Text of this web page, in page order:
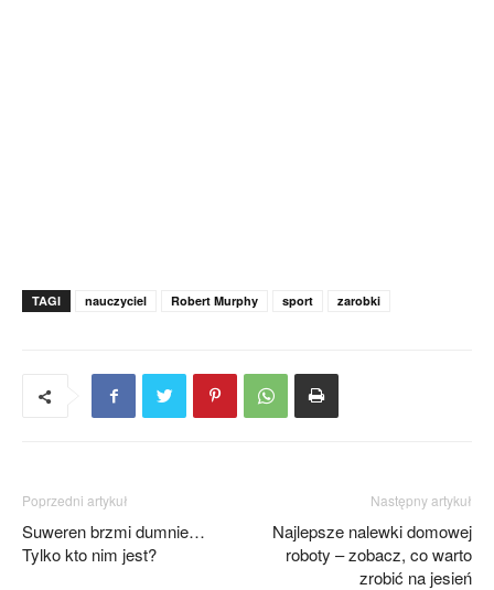
TAGI nauczyciel Robert Murphy sport zarobki
Poprzedni artykuł
Suweren brzmi dumnie…
Tylko kto nim jest?
Następny artykuł
Najlepsze nalewki domowej
roboty – zobacz, co warto
zrobić na jesień